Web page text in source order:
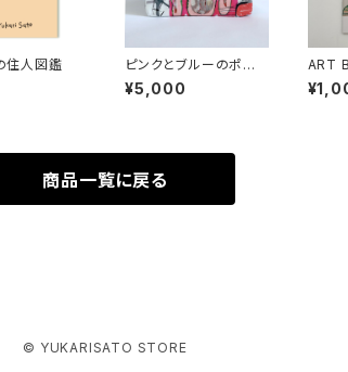
住人図鑑
ピンクとブルーのポー
チ
¥5,000
ART
てん」
商品一覧に戻る
© YUKARISATO STORE